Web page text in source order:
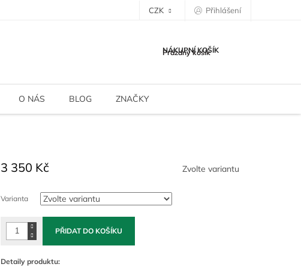
CZK Přihlášení
NÁKUPNÍ KOŠÍK
Prázdný košík
O NÁS BLOG ZNAČKY
3 350 Kč
cena:
Zvolte variantu
Varianta
PŘIDAT DO KOŠÍKU
Detaily produktu: